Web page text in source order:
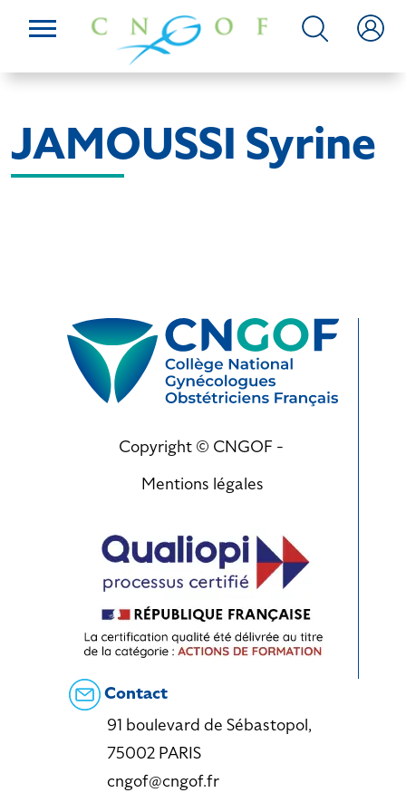
JAMOUSSI Syrine
Copyright © CNGOF -
Mentions légales
Contact
91 boulevard de Sébastopol,
75002 PARIS
cngof@cngof.fr